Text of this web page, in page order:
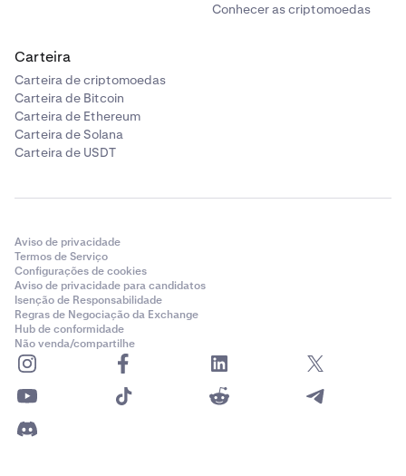
Conhecer as criptomoedas
Carteira
Carteira de criptomoedas
Carteira de Bitcoin
Carteira de Ethereum
Carteira de Solana
Carteira de USDT
Aviso de privacidade
Termos de Serviço
Configurações de cookies
Aviso de privacidade para candidatos
Isenção de Responsabilidade
Regras de Negociação da Exchange
Hub de conformidade
Não venda/compartilhe